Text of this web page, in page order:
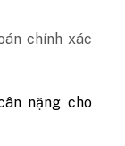
chính xác
nặng cho